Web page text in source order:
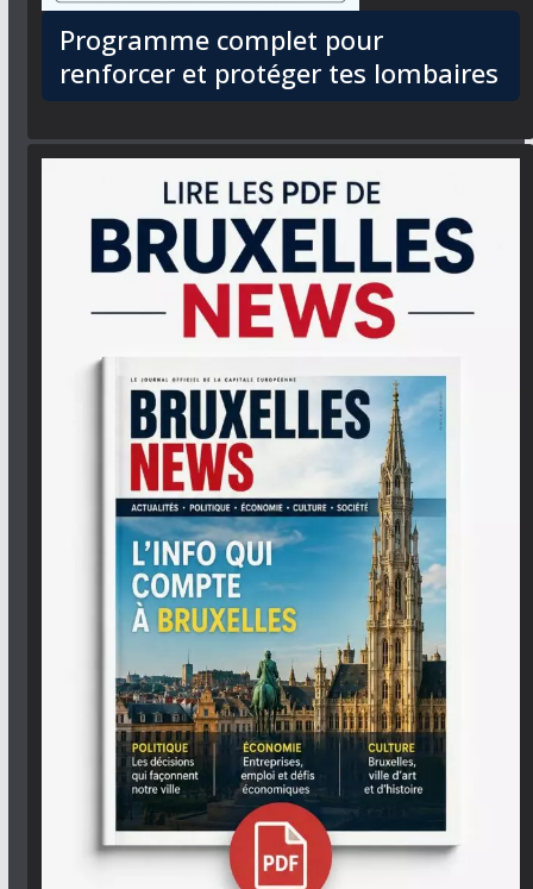
Programme complet pour
renforcer et protéger tes lombaires